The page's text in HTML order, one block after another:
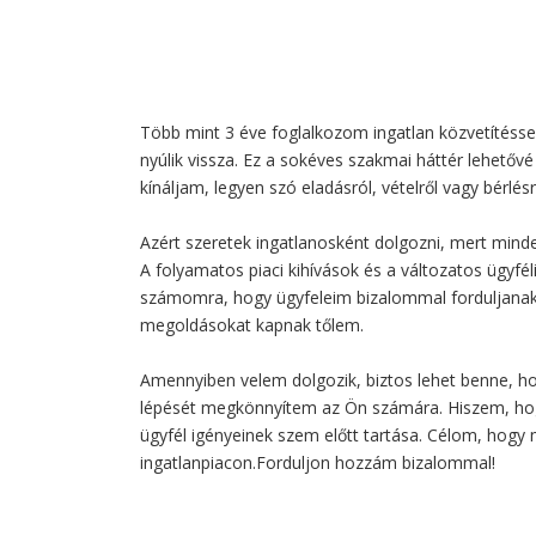
Több mint 3 éve foglalkozom ingatlan
nyúlik vissza. Ez a sokéves szakmai háttér
kínáljam, legyen szó eladásról, vételről vagy
Azért szeretek ingatlanosként dolgozni, mert
A folyamatos piaci kihívások és a változatos
számomra, hogy ügyfeleim bizalommal
megoldásokat kapnak tőlem.
Amennyiben velem dolgozik, biztos lehet benne,
lépését megkönnyítem az Ön számára. Hiszem,
ügyfél igényeinek szem előtt tartása. Célom,
ingatlanpiacon.Forduljon hozzám bizalommal!